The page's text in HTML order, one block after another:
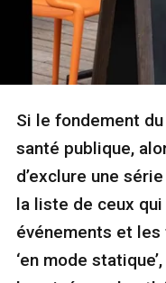
Si le fondement
santé publique,
d’exclure une
la liste de ceux
événements et
‘en mode